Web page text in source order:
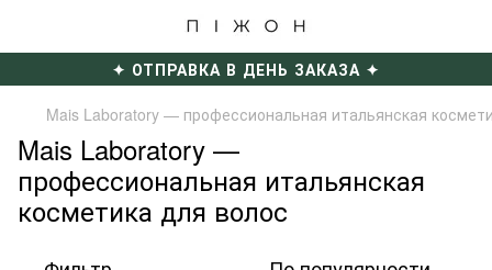
✦ ОТПРАВКА В ДЕНЬ ЗАКАЗА ✦
Mais Laboratory — профессиональная итальянская
Mais Laboratory —
профессиональная итальянская
косметика для волос